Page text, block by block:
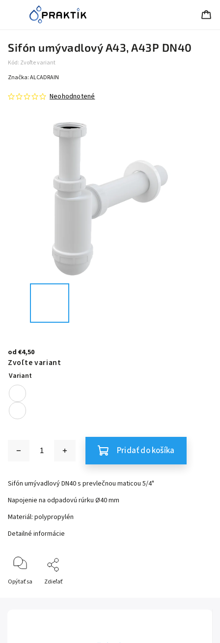
Sifón umývadlový A43, A43P DN40
Kód: Zvoľte variant
Neohodnotené
Značka:ALCADRAIN
od €4,50
Zvoľte variant
Variant
Pridať do košíka
Sifón umývadlový DN40 s prevlečnou maticou 5/4"
Napojenie na odpadovú rúrku Ø40 mm
Materiál: polypropylén
Detailné informácie
Opýtať sa Zdieľať